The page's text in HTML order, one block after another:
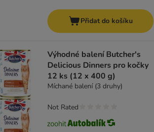
Přidat do košíku
Výhodné balení Butcher's
Delicious Dinners pro kočky
12 ks (12 x 400 g)
Míchané balení (3 druhy)
Not Rated